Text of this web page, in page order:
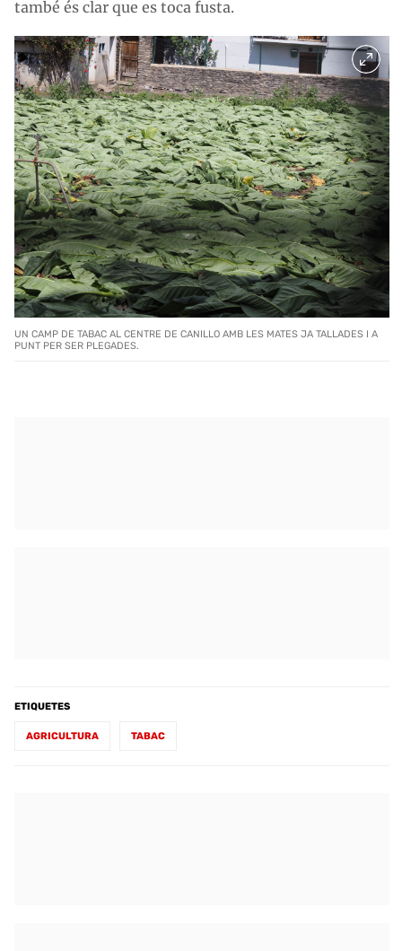
també és clar que es toca fusta.
UN CAMP DE TABAC AL CENTRE DE CANILLO AMB LES MATES JA TALLADES I A
PUNT PER SER PLEGADES.
ETIQUETES
AGRICULTURA TABAC